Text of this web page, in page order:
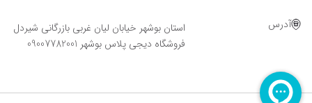
آدرس
استان بوشهر خیابان لیان غربی بازرگانی شیردل
فروشگاه دیجی پلاس بوشهر 09007782001